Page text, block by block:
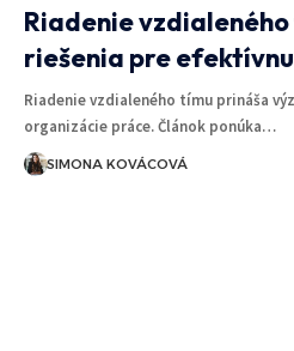
Riadenie
riešenia pre
Riadenie vzdialeného tímu prináša
organizácie práce. Článok ponúka…
SIMONA KOVÁCOVÁ